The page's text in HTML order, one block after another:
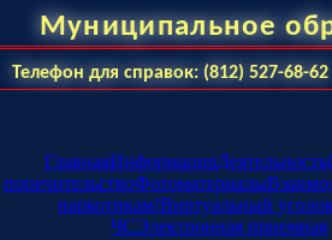
Муниципальное
Телефон для справок: (812) 527-68-62
ГлавнаяИнформацияДеятельность
попечительствоФотоматериалы
наркотикам!Виртуальный
ЧСЭлектронная приемная